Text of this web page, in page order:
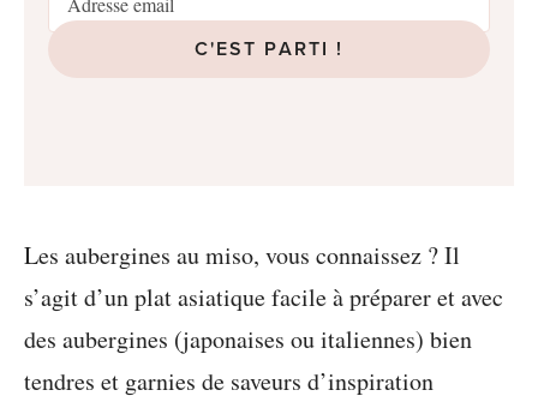
C'EST PARTI !
Les aubergines au miso, vous connaissez ? Il
s’agit d’un plat asiatique facile à préparer et avec
des aubergines (japonaises ou italiennes) bien
tendres et garnies de saveurs d’inspiration